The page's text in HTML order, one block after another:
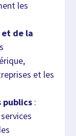
les
de la
et les
publics :